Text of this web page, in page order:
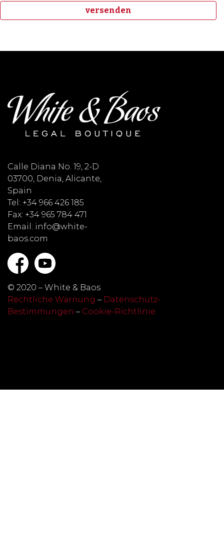
Calle Diana No. 19, 2-D
03700, Denia, Alicante,
Spain
Tel: +34 966 426 185
Fax: +34 965 784 471
Email: info@white-
baos.com
© 2020 – White & Baos
Rechtliche Warnung – Datenschutz-
Bestimmungen – Cookie-Richtlinie